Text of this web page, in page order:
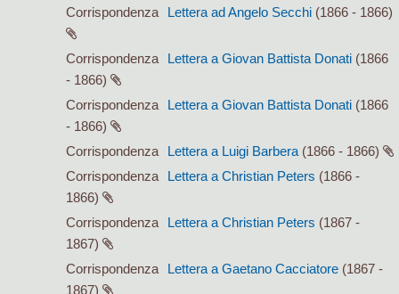
Corrispondenza Lettera ad Angelo Secchi (1866 - 1866)
Corrispondenza Lettera a Giovan Battista Donati (1866
- 1866)
Corrispondenza
Lettera a Giovan Battista Donati (1866
- 1866)
Corrispondenza
Lettera a Luigi Barbera (1866 - 1866)
Corrispondenza
Lettera a Christian Peters (1866 -
1866)
Corrispondenza
Lettera a Christian Peters (1867 -
1867)
Corrispondenza
Lettera a Gaetano Cacciatore (1867 -
1867)